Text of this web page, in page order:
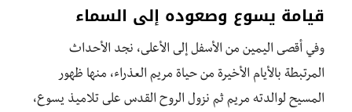
قيامة يسوع وصعوده إلى السماء
وفي أقصى اليمين من الأسفل إلى الأعلى، نجد الأحداث
المرتبطة بالأيام الأخيرة من حياة مريم العذراء، منها ظهور
المسيح لوالدته مريم ثم نزول الروح القدس على تلاميذ يسوع،